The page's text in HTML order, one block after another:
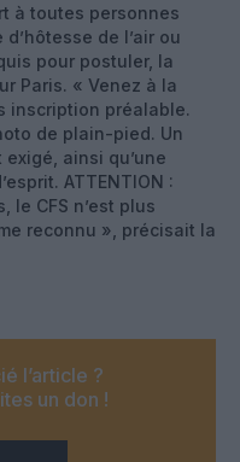
à toutes personnes
de l’air ou
pour postuler, la
Paris. « Venez à la
inscription préalable.
de plain-pied. Un
ainsi qu’une
ATTENTION :
le CFS n’est plus
reconnu », précisait la
l’article ?
un don !